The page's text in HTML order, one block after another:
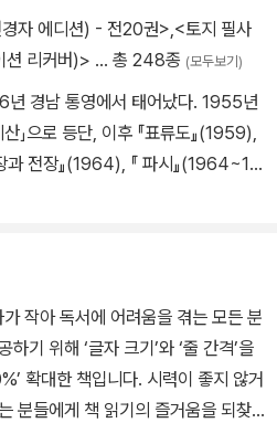
자 에디션) - 전20권> <토지 필사
션 리커버)> … 총 248종 (모두보기)
경남 통영에서 태어났다. 1955년
」으로 등단, 이후 『표류도』(1959),
과 전장』(1964), 『 파시』(1964~19
시대를 꿰뚫으며 민족사의 변전을
설을 통해 한국문학사에 뚜렷한 족
년 장편소설 『나비야 청산가자』
강상의 이유로 중단되며 미완으로 남
『원주통신』 『만리장성의 나라』 『꿈
작아 독서에 어려움을 겪는 모든 분
기 위해 ‘글자 크기’와 ‘줄 간격’을
확대한 책입니다. 시력이 좋지 않거
분들에게 책 읽기의 즐거움을 되찾